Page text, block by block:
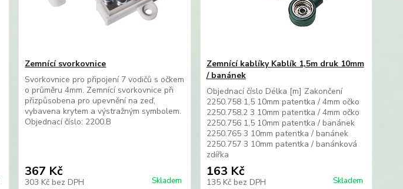
Zemnící svorkovnice
Svorkovnice pro připojení 7 vodičů s očkem
o průměru 4mm. Zemnící svorkovnice při
přizpůsobena pro upevnění na zeď,
vybavena krytem a výstražným symbolem.
Objednací číslo: 2200.B
367 Kč
303 Kč bez DPH Skladem
Zemnící kablíky Kablík 1,5m druk 10mm
/ banánek
Objednací číslo Délka [m] Zakončení
2250.758 1,5 10mm patentka / 4mm očko
2250.758.2 3 10mm patentka / 4mm očko
2250.756 1,5 10mm patentka / banánek
2250.765 3 10mm patentka / banánek
2250.757 3 10mm patentka / banánková
zdířka
163 Kč
135 Kč bez DPH Skladem